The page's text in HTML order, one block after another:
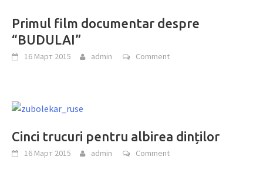
Primul film documentar despre
“BUDULAI”
16 Март 2015 admin Comment
Cinci trucuri pentru albirea dinților
16 Март 2015 admin Comment